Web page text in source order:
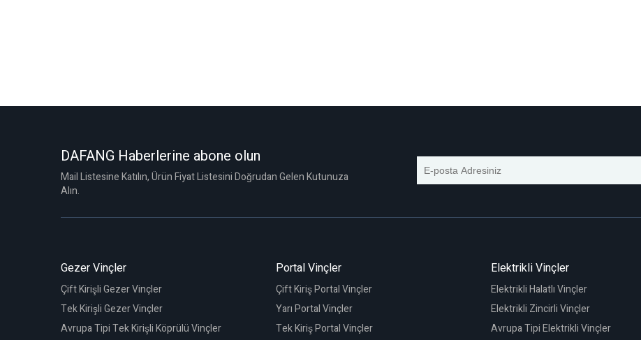
DAFANG Haberlerine abone olun
Mail Listesine Katılın, Ürün Fiyat Listesini Doğrudan Gelen Kutunuza
Alın.
Gezer Vinçler
Çift Kirişli Gezer Vinçler
Tek Kirişli Gezer Vinçler
Avrupa Tipi Tek Kirişli Köprülü Vinçler
Portal Vinçler
Çift Kiriş Portal Vinçler
Yarı Portal Vinçler
Tek Kiriş Portal Vinçler
Elektrikli Vinçler
Elektrikli Halatlı Vinçler
Elektrikli Zincirli Vinçler
Avrupa Tipi Elektrikli Vinçler